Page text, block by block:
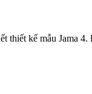
kế mẫu Jama